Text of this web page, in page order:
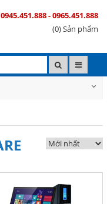
0945.451.888 - 0965.451.888
(0) Sản phẩm